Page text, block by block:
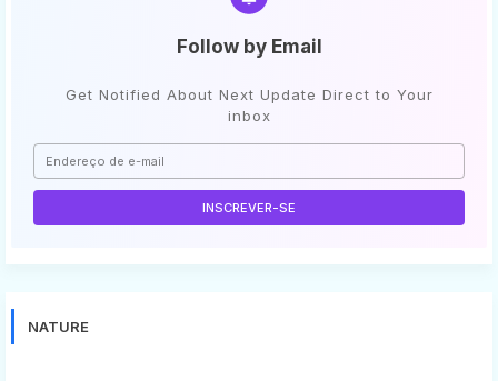
Follow by Email
Get Notified About Next Update Direct to Your
inbox
NATURE